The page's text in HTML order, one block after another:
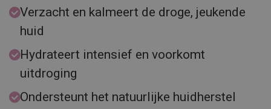
Verzacht en kalmeert de droge, jeukende
huid
Hydrateert intensief en voorkomt
uitdroging
Ondersteunt het natuurlijke huidherstel